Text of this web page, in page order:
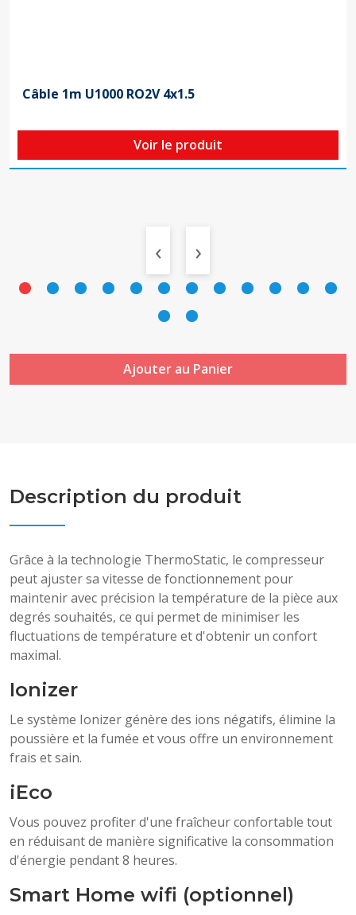
Câble 1m U1000 RO2V 4x1.5
Voir le produit
‹ ›
Ajouter au Panier
Description du produit
Grâce à la technologie ThermoStatic, le compresseur
peut ajuster sa vitesse de fonctionnement pour
maintenir avec précision la température de la pièce aux
degrés souhaités, ce qui permet de minimiser les
fluctuations de température et d'obtenir un confort
maximal.
Ionizer
Le système Ionizer génère des ions négatifs, élimine la
poussière et la fumée et vous offre un environnement
frais et sain.
iEco
Vous pouvez profiter d'une fraîcheur confortable tout
en réduisant de manière significative la consommation
d'énergie pendant 8 heures.
Smart Home wifi (optionnel)